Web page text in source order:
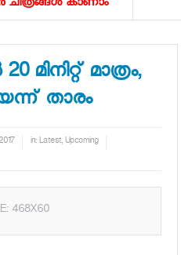
കാണാം
മാത്രം,
താരം
in:Latest,Upcoming
468X60